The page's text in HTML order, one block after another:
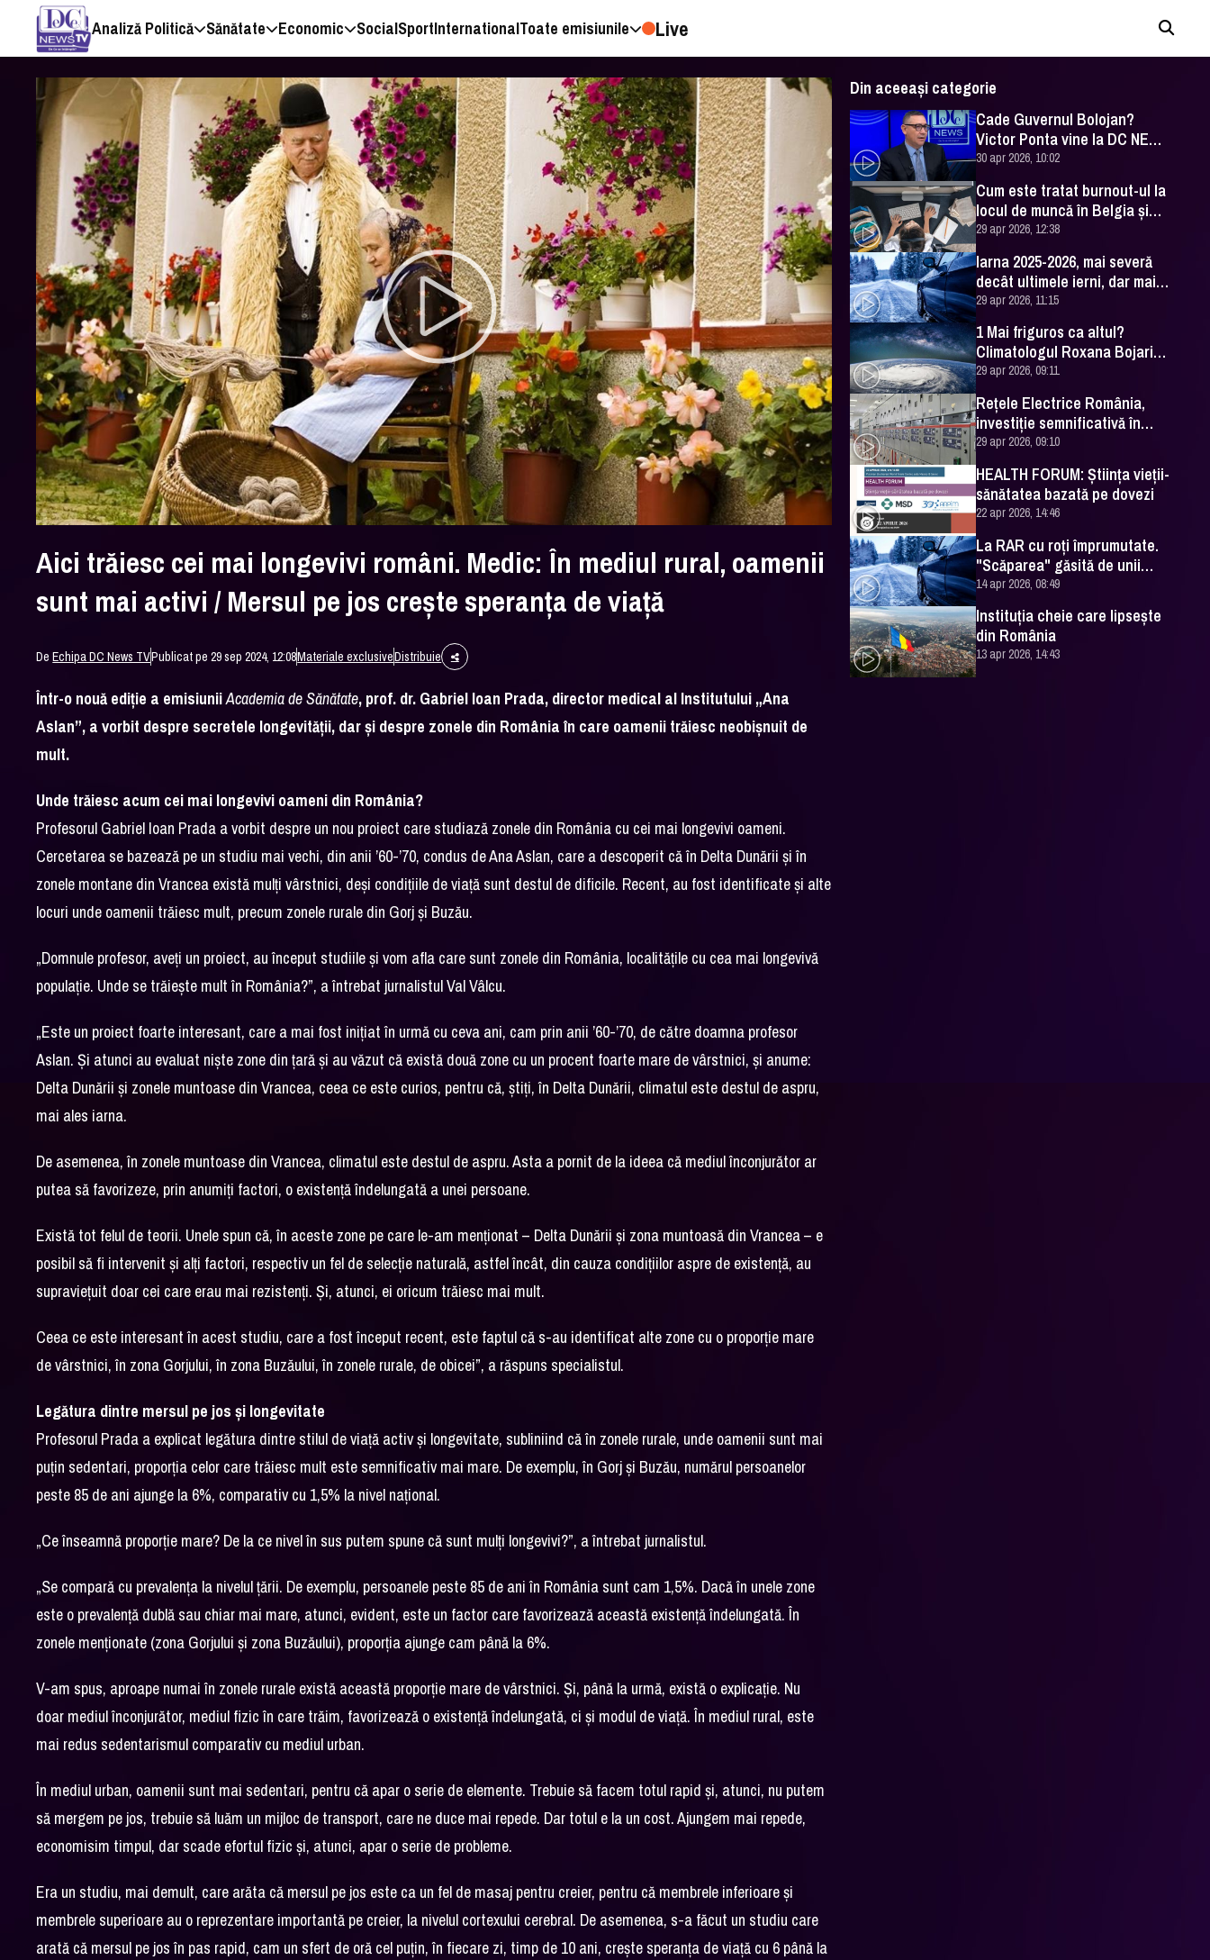
Analiză Politică Sănătate Economic SocialSportInternationalToate emisiunile Live
Aici trăiesc cei mai longevivi români. Medic: În mediul rural, oamenii
sunt mai activi / Mersul pe jos crește speranța de viață
DeEchipa DC News TVPublicat pe 29 sep 2024, 12:08Materiale exclusiveDistribuie
Într-o nouă ediție a emisiuniiAcademia de Sănătate, prof. dr. Gabriel Ioan Prada, director medical al Institutului „Ana
Aslan”, a vorbit despre secretele longevității, dar și despre zonele din România în care oamenii trăiesc neobișnuit de
mult.
Unde trăiesc acum cei mai longevivi oameni din România?
Profesorul Gabriel Ioan Prada a vorbit despre un nou proiect care studiază zonele din România cu cei mai longevivi oameni.
Cercetarea se bazează pe un studiu mai vechi, din anii ’60-’70, condus de Ana Aslan, care a descoperit că în Delta Dunării și în
zonele montane din Vrancea există mulți vârstnici, deși condițiile de viață sunt destul de dificile. Recent, au fost identificate și alte
locuri unde oamenii trăiesc mult, precum zonele rurale din Gorj și Buzău.
„Domnule profesor, aveți un proiect, au început studiile și vom afla care sunt zonele din România, localitățile cu cea mai longevivă
populație. Unde se trăiește mult în România?”, a întrebat jurnalistul Val Vâlcu.
„Este un proiect foarte interesant, care a mai fost inițiat în urmă cu ceva ani, cam prin anii ’60-’70, de către doamna profesor
Aslan. Și atunci au evaluat niște zone din țară și au văzut că există două zone cu un procent foarte mare de vârstnici, și anume:
Delta Dunării și zonele muntoase din Vrancea, ceea ce este curios, pentru că, știți, în Delta Dunării, climatul este destul de aspru,
mai ales iarna.
De asemenea, în zonele muntoase din Vrancea, climatul este destul de aspru. Asta a pornit de la ideea că mediul înconjurător ar
putea să favorizeze, prin anumiți factori, o existență îndelungată a unei persoane.
Există tot felul de teorii. Unele spun că, în aceste zone pe care le-am menționat – Delta Dunării și zona muntoasă din Vrancea – e
posibil să fi intervenit și alți factori, respectiv un fel de selecție naturală, astfel încât, din cauza condițiilor aspre de existență, au
supraviețuit doar cei care erau mai rezistenți. Și, atunci, ei oricum trăiesc mai mult.
Ceea ce este interesant în acest studiu, care a fost început recent, este faptul că s-au identificat alte zone cu o proporție mare
de vârstnici, în zona Gorjului, în zona Buzăului, în zonele rurale, de obicei”, a răspuns specialistul.
Legătura dintre mersul pe jos și longevitate
Profesorul Prada a explicat legătura dintre stilul de viață activ și longevitate, subliniind că în zonele rurale, unde oamenii sunt mai
puțin sedentari, proporția celor care trăiesc mult este semnificativ mai mare. De exemplu, în Gorj și Buzău, numărul persoanelor
peste 85 de ani ajunge la 6%, comparativ cu 1,5% la nivel național.
„Ce înseamnă proporție mare? De la ce nivel în sus putem spune că sunt mulți longevivi?”, a întrebat jurnalistul.
„Se compară cu prevalența la nivelul țării. De exemplu, persoanele peste 85 de ani în România sunt cam 1,5%. Dacă în unele zone
este o prevalență dublă sau chiar mai mare, atunci, evident, este un factor care favorizează această existență îndelungată. În
zonele menționate (zona Gorjului și zona Buzăului), proporția ajunge cam până la 6%.
V-am spus, aproape numai în zonele rurale există această proporție mare de vârstnici. Și, până la urmă, există o explicație. Nu
doar mediul înconjurător, mediul fizic în care trăim, favorizează o existență îndelungată, ci și modul de viață. În mediul rural, este
mai redus sedentarismul comparativ cu mediul urban.
În mediul urban, oamenii sunt mai sedentari, pentru că apar o serie de elemente. Trebuie să facem totul rapid și, atunci, nu putem
să mergem pe jos, trebuie să luăm un mijloc de transport, care ne duce mai repede. Dar totul e la un cost. Ajungem mai repede,
economisim timpul, dar scade efortul fizic și, atunci, apar o serie de probleme.
Era un studiu, mai demult, care arăta că mersul pe jos este ca un fel de masaj pentru creier, pentru că membrele inferioare și
membrele superioare au o reprezentare importantă pe creier, la nivelul cortexului cerebral. De asemenea, s-a făcut un studiu care
arată că mersul pe jos în pas rapid, cam un sfert de oră cel puțin, în fiecare zi, timp de 10 ani, crește speranța de viață cu 6 până la
Din aceeași categorie
Cade Guvernul Bolojan?
Victor Ponta vine la DC NEWS
cu analiza momentului
30 apr 2026, 10:02
Cum este tratat burnout-ul la
locul de muncă în Belgia şi
Irlanda
29 apr 2026, 12:38
Iarna 2025-2026, mai severă
decât ultimele ierni, dar mai
blândă faţă de ce era acum 50
de ani
29 apr 2026, 11:15
1 Mai friguros ca altul?
Climatologul Roxana Bojariu
vine cu toate detaliile
29 apr 2026, 09:11
Reţele Electrice România,
investiţie semnificativă în
Staţia Obor
29 apr 2026, 09:10
HEALTH FORUM: Știința vieții-
sănătatea bazată pe dovezi
22 apr 2026, 14:46
La RAR cu roţi împrumutate.
"Scăparea" găsită de unii
şoferi
14 apr 2026, 08:49
Instituţia cheie care lipseşte
din România
13 apr 2026, 14:43